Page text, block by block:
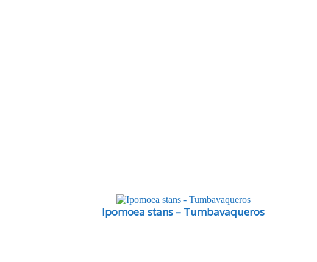
Ipomoea stans – Tumbavaqueros